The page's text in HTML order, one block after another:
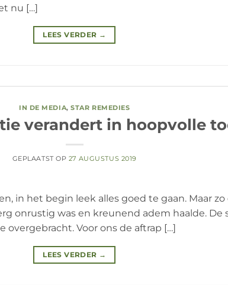
nu […]
LEES VERDER →
IN DE MEDIA,STAR REMEDIES
verandert in hoopvolle
GEPLAATST OP 27 AUGUSTUS 2019
in het begin leek alles goed te gaan. Maar
onrustig was en kreunend adem haalde. De
Voor ons de aftrap […]
LEES VERDER →